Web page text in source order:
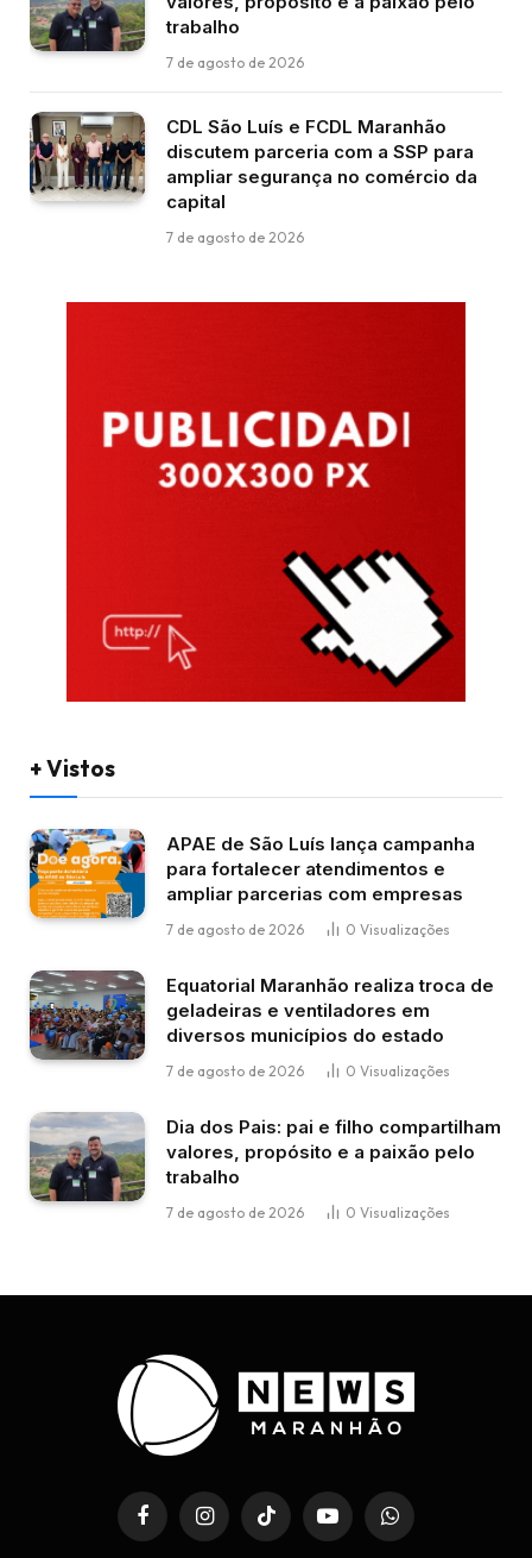
trabalho
7 de agosto de 2026
CDL São Luís e FCDL Maranhão
discutem parceria com a SSP para
ampliar segurança no comércio da
capital
7 de agosto de 2026
+ Vistos
APAE de São Luís lança campanha
para fortalecer atendimentos e
ampliar parcerias com empresas
7 de agosto de 2026 0 Visualizações
Equatorial Maranhão realiza troca de
geladeiras e ventiladores em
diversos municípios do estado
7 de agosto de 2026 0 Visualizações
Dia dos Pais: pai e filho compartilham
valores, propósito e a paixão pelo
trabalho
7 de agosto de 2026 0 Visualizações
FacebookInstagramTikTok YouTubeWhatsApp